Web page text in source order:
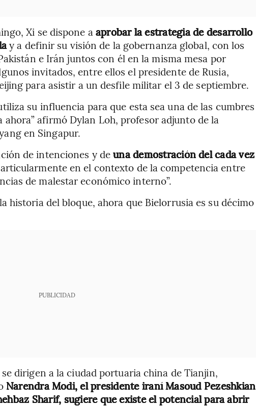
Xi se dispone a aprobar la estrategia de desarrollo
y a definir su visión de la gobernanza global, con los
e Irán juntos con él en la misma mesa por
invitados, entre ellos el presidente de Rusia,
para asistir a un desfile militar el 3 de septiembre.
su influencia para que esta sea una de las cumbres
ahora” afirmó Dylan Loh, profesor adjunto de la
en Singapur.
de intenciones y deuna demostración del cada vez
en el contexto de la competencia entre
de malestar económico interno”.
historia del bloque, ahora que Bielorrusia es su décimo
PUBLICIDAD
dirigen a la ciudad portuaria china de Tianjin,
Narendra Modi, el presidente iraní Masoud Pezeshkian
Sharif, sugiere que existe el potencial para abrir